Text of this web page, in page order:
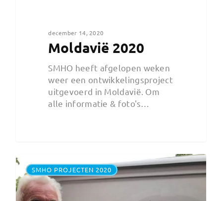
december 14, 2020
Moldavië 2020
SMHO heeft afgelopen weken
weer een ontwikkelingsproject
uitgevoerd in Moldavië. Om
alle informatie & foto's…
SMHO PROJECTEN 2020